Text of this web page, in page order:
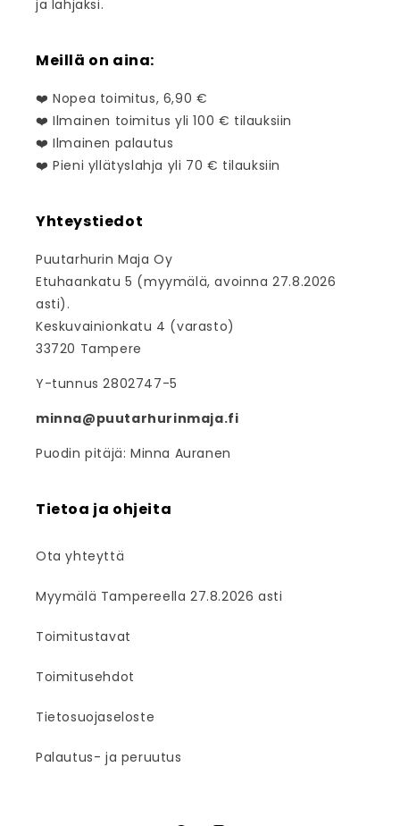
ja lahjaksi.
Meillä on aina:
❤️ Nopea toimitus, 6,90 €
❤️ Ilmainen toimitus yli 100 € tilauksiin
❤️ Ilmainen palautus
❤️ Pieni yllätyslahja yli 70 € tilauksiin
Yhteystiedot
Puutarhurin Maja Oy
Etuhaankatu 5 (myymälä, avoinna 27.8.2026
asti).
Keskuvainionkatu 4 (varasto)
33720 Tampere
Y-tunnus 2802747-5
minna@puutarhurinmaja.fi
Puodin pitäjä: Minna Auranen
Tietoa ja ohjeita
Ota yhteyttä
Myymälä Tampereella 27.8.2026 asti
Toimitustavat
Toimitusehdot
Tietosuojaseloste
Palautus- ja peruutus